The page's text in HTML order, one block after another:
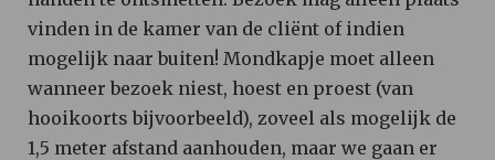
vinden in de kamer van de cliënt of indien
mogelijk naar buiten! Mondkapje moet alleen
wanneer bezoek niest, hoest en proest (van
hooikoorts bijvoorbeeld), zoveel als mogelijk de
1,5 meter afstand aanhouden, maar we gaan er